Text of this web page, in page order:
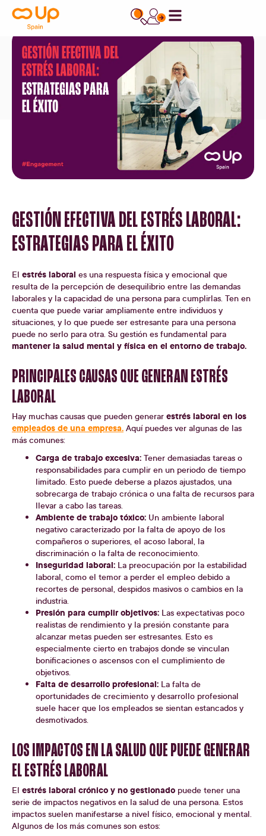
contenido
GESTIÓN EFECTIVA DEL ESTRÉS LABORAL:
ESTRATEGIAS PARA EL ÉXITO
El estrés laboral es una respuesta física y emocional que
resulta de la percepción de desequilibrio entre las demandas
laborales y la capacidad de una persona para cumplirlas. Ten en
cuenta que puede variar ampliamente entre individuos y
situaciones, y lo que puede ser estresante para una persona
puede no serlo para otra. Su gestión es fundamental para
mantener la salud mental y física en el entorno de trabajo.
PRINCIPALES CAUSAS QUE GENERAN ESTRÉS
LABORAL
Hay muchas causas que pueden generar estrés laboral en los
empleados de una empresa. Aquí puedes ver algunas de las
más comunes:
Carga de trabajo excesiva: Tener demasiadas tareas o
responsabilidades para cumplir en un periodo de tiempo
limitado. Esto puede deberse a plazos ajustados, una
sobrecarga de trabajo crónica o una falta de recursos para
llevar a cabo las tareas.
Ambiente de trabajo tóxico: Un ambiente laboral
negativo caracterizado por la falta de apoyo de los
compañeros o superiores, el acoso laboral, la
discriminación o la falta de reconocimiento.
Inseguridad laboral: La preocupación por la estabilidad
laboral, como el temor a perder el empleo debido a
recortes de personal, despidos masivos o cambios en la
industria.
Presión para cumplir objetivos: Las expectativas poco
realistas de rendimiento y la presión constante para
alcanzar metas pueden ser estresantes. Esto es
especialmente cierto en trabajos donde se vinculan
bonificaciones o ascensos con el cumplimiento de
objetivos.
Falta de desarrollo profesional: La falta de
oportunidades de crecimiento y desarrollo profesional
suele hacer que los empleados se sientan estancados y
desmotivados.
LOS IMPACTOS EN LA SALUD QUE PUEDE GENERAR
EL ESTRÉS LABORAL
El estrés laboral crónico y no gestionado puede tener una
serie de impactos negativos en la salud de una persona. Estos
impactos suelen manifestarse a nivel físico, emocional y mental.
Algunos de los más comunes son estos: